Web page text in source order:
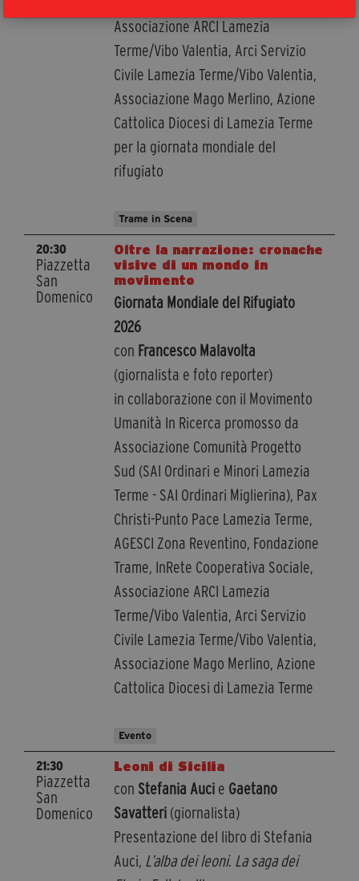
Associazione ARCI Lamezia
Terme/Vibo Valentia, Arci Servizio
Civile Lamezia Terme/Vibo Valentia,
Associazione Mago Merlino, Azione
Cattolica Diocesi di Lamezia Terme
per la giornata mondiale del
rifugiato
Trame in Scena
20:30
Piazzetta
San
Domenico
Oltre la narrazione: cronache
visive di un mondo in
movimento
Giornata Mondiale del Rifugiato
2026
con Francesco Malavolta
(giornalista e foto reporter)
in collaborazione con il Movimento
Umanità In Ricerca promosso da
Associazione Comunità Progetto
Sud (SAI Ordinari e Minori Lamezia
Terme - SAI Ordinari Miglierina), Pax
Christi-Punto Pace Lamezia Terme,
AGESCI Zona Reventino, Fondazione
Trame, InRete Cooperativa Sociale,
Associazione ARCI Lamezia
Terme/Vibo Valentia, Arci Servizio
Civile Lamezia Terme/Vibo Valentia,
Associazione Mago Merlino, Azione
Cattolica Diocesi di Lamezia Terme
Evento
21:30
Piazzetta
San
Domenico
Leoni di Sicilia
con Stefania Auci e Gaetano
Savatteri (giornalista)
Presentazione del libro di Stefania
Auci, L’alba dei leoni. La saga dei